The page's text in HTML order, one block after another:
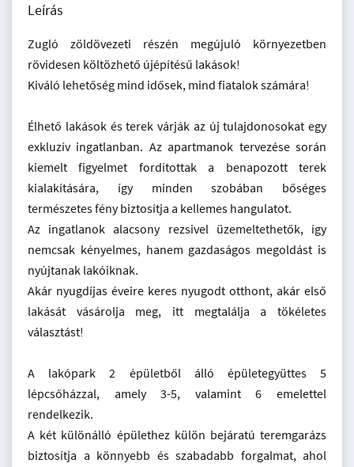
Leírás
Zugló zöldövezeti részén megújuló környezetben
rövidesen költözhető újépítésű lakások!
Kiváló lehetőség mind idősek, mind fiatalok számára!
Élhető lakások és terek várják az új tulajdonosokat egy
exkluzív ingatlanban. Az apartmanok tervezése során
kiemelt figyelmet fordítottak a benapozott terek
kialakítására, így minden szobában bőséges
természetes fény biztosítja a kellemes hangulatot.
Az ingatlanok alacsony rezsivel üzemeltethetők, így
nemcsak kényelmes, hanem gazdaságos megoldást is
nyújtanak lakóiknak.
Akár nyugdíjas éveire keres nyugodt otthont, akár első
lakását vásárolja meg, itt megtalálja a tökéletes
választást!
A lakópark 2 épületből álló épületegyüttes 5
lépcsőházzal, amely 3-5, valamint 6 emelettel
rendelkezik.
A két különálló épülethez külön bejáratú teremgarázs
biztosítja a könnyebb és szabadabb forgalmat, ahol